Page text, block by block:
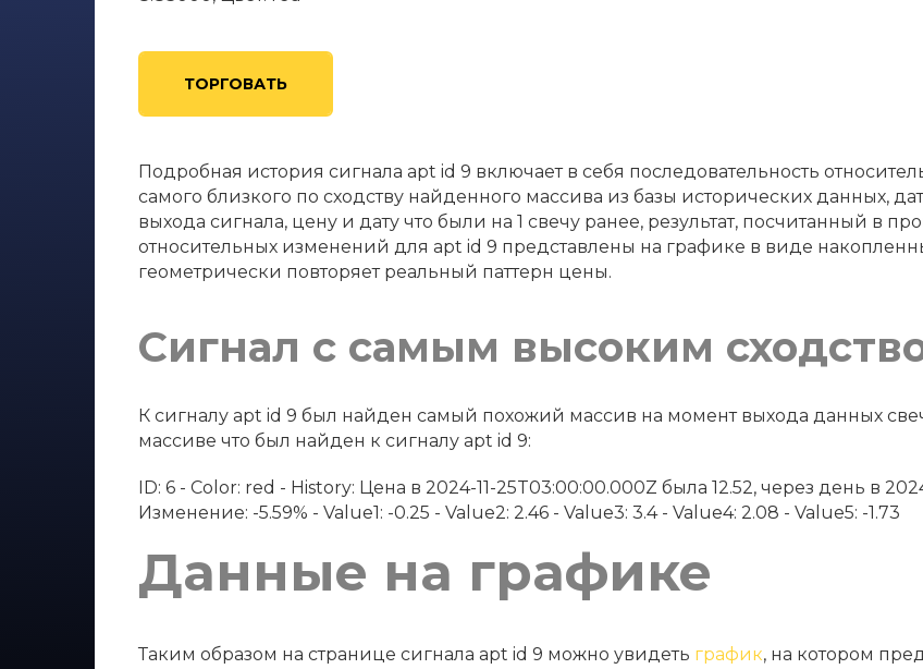
ТОРГОВАТЬ
Подробная история сигнала apt id 9 включает в себя последовательность
самого близкого по сходству найденного массива из базы исторических данных,
выхода сигнала, цену и дату что были на 1 свечу ранее, результат, посчитанный в
относительных изменений для apt id 9 представлены на графике в виде
геометрически повторяет реальный паттерн цены.
Сигнал с самым высоким
К сигналу apt id 9 был найден самый похожий массив на момент выхода данных
массиве что был найден к сигналу apt id 9:
ID: 6 - Color: red - History: Цена в 2024-11-25T03:00:00.000Z была 12.52, через день в
Изменение: -5.59% - Value1: -0.25 - Value2: 2.46 - Value3: 3.4 - Value4: 2.08 - Value5: -1.73
Данные на графике
Таким образом на странице сигнала apt id 9 можно увидеть график, на котором